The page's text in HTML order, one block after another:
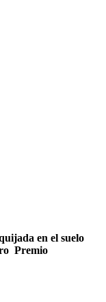
en el suelo
Premio